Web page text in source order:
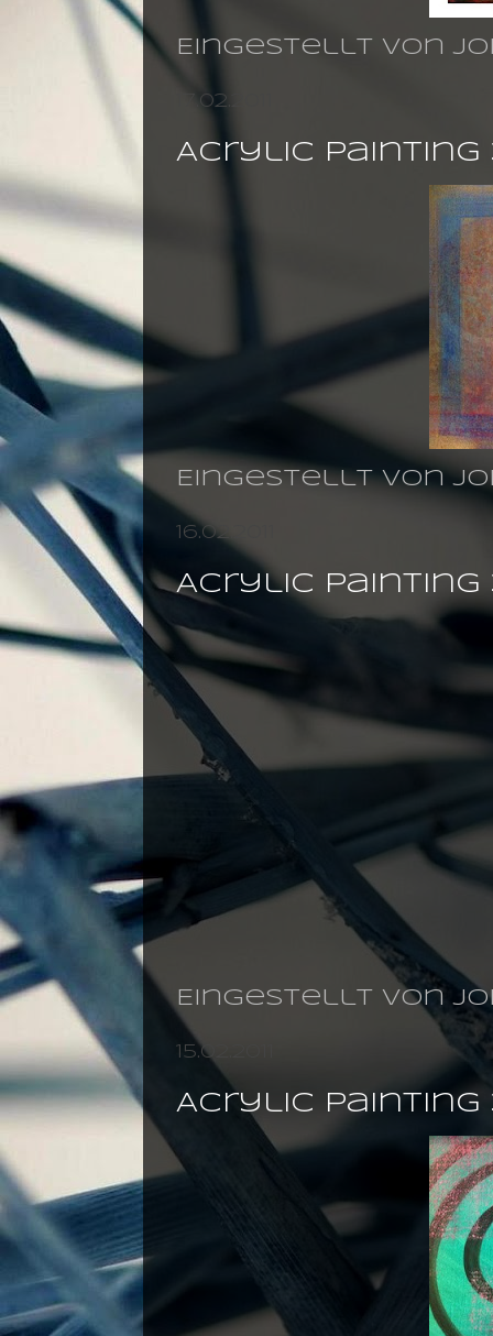
Eingestellt von
17.02.2011
Acrylic painting
Eingestellt von
16.02.2011
Acrylic painting
Eingestellt von
15.02.2011
Acrylic painting